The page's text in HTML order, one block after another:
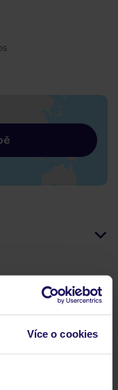
Více o cookies